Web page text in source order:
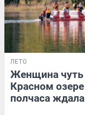
ЛЕТО
Женщина чуть
Красном
полчаса